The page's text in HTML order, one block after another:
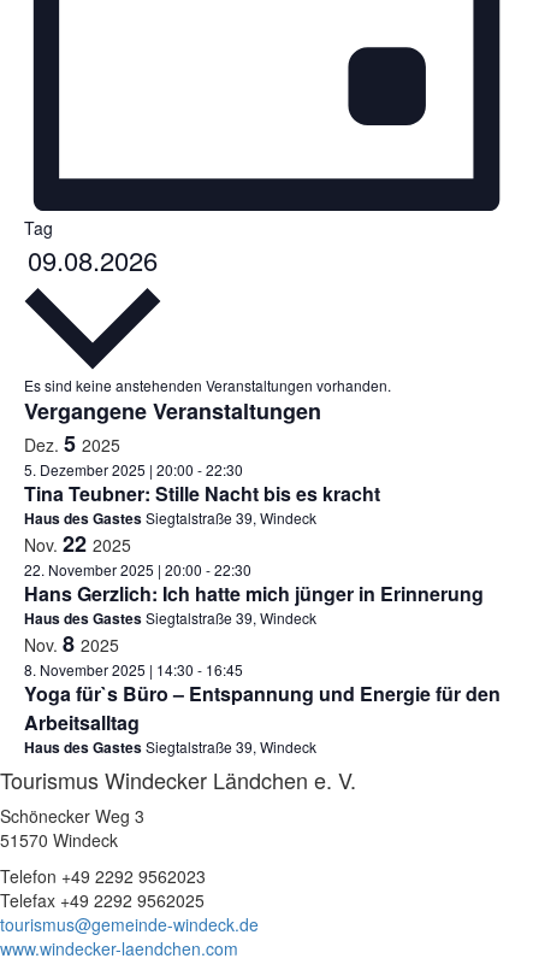
Tag
09.08.2026
Es sind keine anstehenden Veranstaltungen vorhanden.
Vergangene Veranstaltungen
Dez. 5 2025
5. Dezember 2025 | 20:00 -22:30
Tina Teubner: Stille Nacht bis es kracht
Haus des GastesSiegtalstraße 39, Windeck
Nov. 22 2025
22. November 2025 | 20:00 -22:30
Hans Gerzlich: Ich hatte mich jünger in Erinnerung
Haus des GastesSiegtalstraße 39, Windeck
Nov. 8 2025
8. November 2025 | 14:30 - 16:45
Yoga für`s Büro – Entspannung und Energie für den
Arbeitsalltag
Haus des GastesSiegtalstraße 39, Windeck
Tourismus Windecker Ländchen e. V.
Schönecker Weg 3
51570 Windeck
Telefon +49 2292 9562023
Telefax +49 2292 9562025
tourismus@gemeinde-windeck.de
www.windecker-laendchen.com